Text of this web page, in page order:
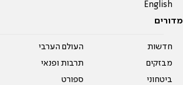
English
מדורים
חדשות
מבזקים
ביטחוני
העולם הערבי
תרבות ופנאי
ספורט